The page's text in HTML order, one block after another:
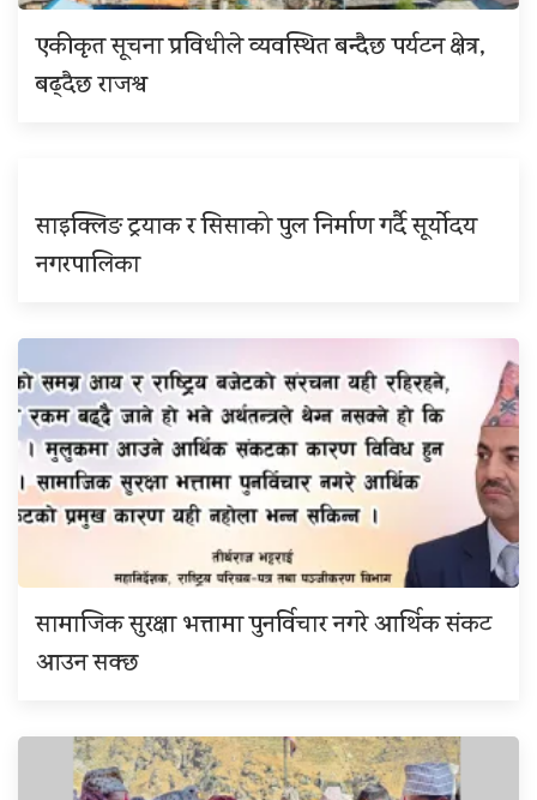
एकीकृत सूचना प्रविधीले व्यवस्थित बन्दैछ पर्यटन क्षेत्र,
बढ्दैछ राजश्व
साइक्लिङ ट्रयाक र सिसाको पुल निर्माण गर्दै सूर्योदय
नगरपालिका
सामाजिक सुरक्षा भत्तामा पुनर्विचार नगरे आर्थिक संकट
आउन सक्छ